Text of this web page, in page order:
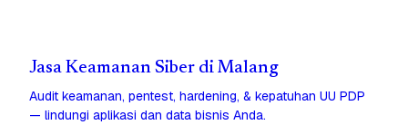
Jasa Keamanan Siber di Malang
Audit keamanan, pentest, hardening, & kepatuhan UU PDP
— lindungi aplikasi dan data bisnis Anda.